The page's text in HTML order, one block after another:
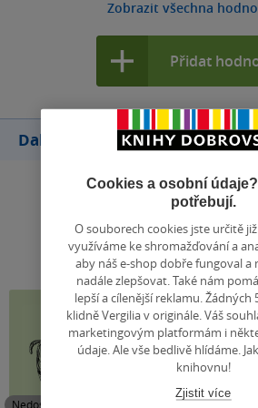
Zobrazit všechna
Přidat
Další knihy autora
Nedostupné Nedostupné
Cookies a osobní
potřebují.
O souborech cookies jste určitě
využíváme ke shromažďování a
aby náš e-shop dobře fungoval a
nadále zlepšovat. Také nám
lepší a cílenější reklamu. Žádných
klidně Vergilia v originále. Váš
marketingovým platformám i
údaje. Ale vše bedlivě hlídáme.
knihovnu!
Zjistit více